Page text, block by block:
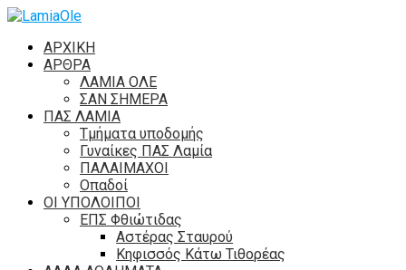
ΑΡΧΙΚΗ
ΑΡΘΡΑ
ΛΑΜΙΑ ΟΛΕ
ΣΑΝ ΣΗΜΕΡΑ
ΠΑΣ ΛΑΜΙΑ
Τμήματα υποδομής
Γυναίκες ΠΑΣ Λαμία
ΠΑΛΑΙΜΑΧΟΙ
Οπαδοί
ΟΙ ΥΠΟΛΟΙΠΟΙ
ΕΠΣ Φθιώτιδας
Αστέρας Σταυρού
Κηφισσός Κάτω Τιθορέας